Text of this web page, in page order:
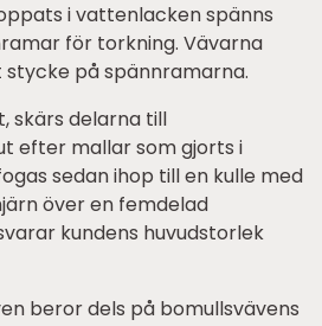
i vattenlacken spänns
för torkning. Vävarna
stycke på spännramarna.
skärs delarna till
efter mallar som gjorts i
sedan ihop till en kulle med
över en femdelad
kundens huvudstorlek
beror dels på bomullsvävens